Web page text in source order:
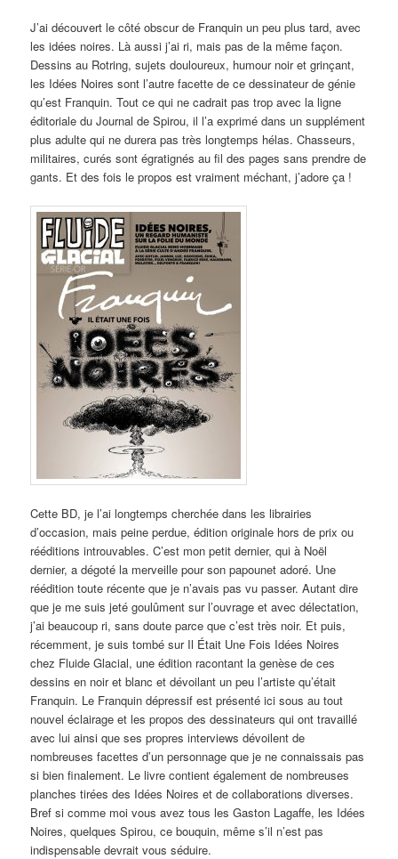
J’ai découvert le côté obscur de Franquin un peu plus tard, avec
les idées noires. Là aussi j’ai ri, mais pas de la même façon.
Dessins au Rotring, sujets douloureux, humour noir et grinçant,
les Idées Noires sont l’autre facette de ce dessinateur de génie
qu’est Franquin. Tout ce qui ne cadrait pas trop avec la ligne
éditoriale du Journal de Spirou, il l’a exprimé dans un supplément
plus adulte qui ne durera pas très longtemps hélas. Chasseurs,
militaires, curés sont égratignés au fil des pages sans prendre de
gants. Et des fois le propos est vraiment méchant, j’adore ça !
Cette BD, je l’ai longtemps cherchée dans les librairies
d’occasion, mais peine perdue, édition originale hors de prix ou
rééditions introuvables. C’est mon petit dernier, qui à Noël
dernier, a dégoté la merveille pour son papounet adoré. Une
réédition toute récente que je n’avais pas vu passer. Autant dire
que je me suis jeté goulûment sur l’ouvrage et avec délectation,
j’ai beaucoup ri, sans doute parce que c’est très noir. Et puis,
récemment, je suis tombé sur Il Était Une Fois Idées Noires
chez Fluide Glacial, une édition racontant la genèse de ces
dessins en noir et blanc et dévoilant un peu l’artiste qu’était
Franquin. Le Franquin dépressif est présenté ici sous au tout
nouvel éclairage et les propos des dessinateurs qui ont travaillé
avec lui ainsi que ses propres interviews dévoilent de
nombreuses facettes d’un personnage que je ne connaissais pas
si bien finalement. Le livre contient également de nombreuses
planches tirées des Idées Noires et de collaborations diverses.
Bref si comme moi vous avez tous les Gaston Lagaffe, les Idées
Noires, quelques Spirou, ce bouquin, même s’il n’est pas
indispensable devrait vous séduire.